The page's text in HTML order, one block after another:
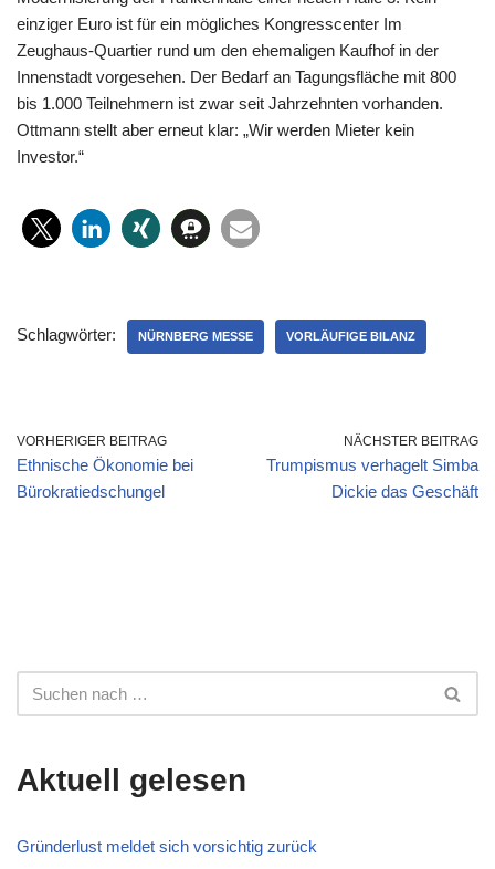
einziger Euro ist für ein mögliches Kongresscenter Im
Zeughaus-Quartier rund um den ehemaligen Kaufhof in der
Innenstadt vorgesehen. Der Bedarf an Tagungsfläche mit 800
bis 1.000 Teilnehmern ist zwar seit Jahrzehnten vorhanden.
Ottmann stellt aber erneut klar: „Wir werden Mieter kein
Investor.“
Schlagwörter: NÜRNBERG MESSE VORLÄUFIGE BILANZ
VORHERIGER BEITRAG
Ethnische Ökonomie bei
Bürokratiedschungel
NÄCHSTER BEITRAG
Trumpismus verhagelt Simba
Dickie das Geschäft
Aktuell gelesen
Gründerlust meldet sich vorsichtig zurück